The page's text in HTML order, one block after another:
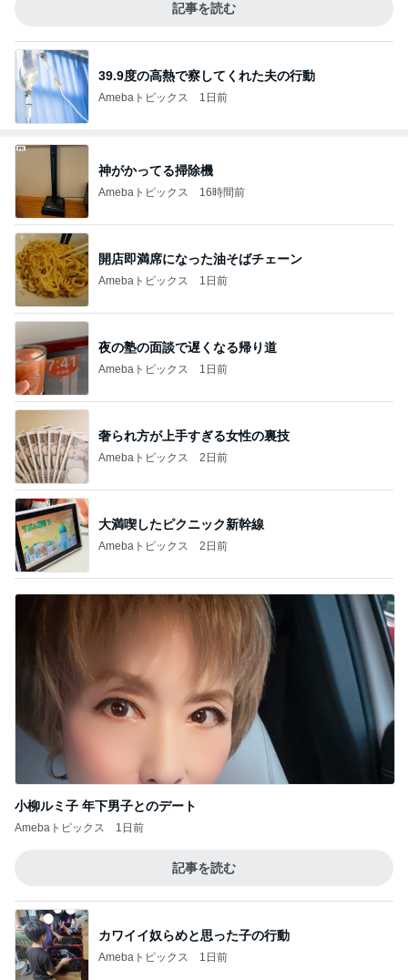
記事を読む
39.9度の高熱で察してくれた夫の行動
Amebaトピックス 1日前
神がかってる掃除機
Amebaトピックス 16時間前
開店即満席になった油そばチェーン
Amebaトピックス 1日前
夜の塾の面談で遅くなる帰り道
Amebaトピックス 1日前
奢られ方が上手すぎる女性の裏技
Amebaトピックス 2日前
大満喫したピクニック新幹線
Amebaトピックス 2日前
小柳ルミ子 年下男子とのデート
Amebaトピックス 1日前
記事を読む
カワイイ奴らめと思った子の行動
Amebaトピックス 1日前